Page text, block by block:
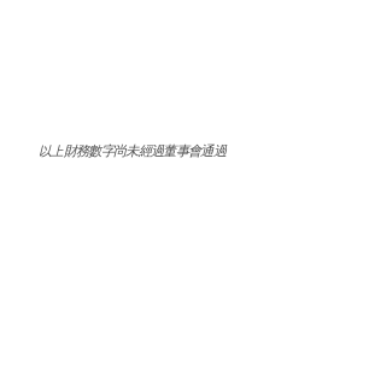
以上財務數字尚未經過董事會通過